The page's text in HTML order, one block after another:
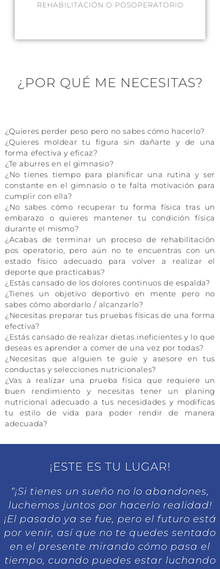
REHABILITACIÓN O POSOPERATORIO
¿POR QUÉ ME NECESITAS?
¿Quieres perder peso pero no sabes cómo hacerlo?
¿Quieres moldear tu figura sin dañarte y de una
forma efectiva y eficaz?
¿Te aburres en el gimnasio?
¿No tienes tiempo para planificar una rutina y ser
constante en el gimnasio o te falta motivación para
cumplir con ella?
¿No sabes cómo recuperar tu forma física tras un
embarazo o quieres mantener tu condición física
durante el mismo?
¿Acabas de terminar un proceso de rehabilitación
pos operatorio, pero aún no te encuentras con un
estado físico adecuado para volver a realizar el
deporte que practicabas?
¿Estás cansado de los dolores continuos de espalda?
¿Tienes un objetivo deportivo en mente pero no
sabes cómo abordarlo / alcanzarlo?
¿Necesitas preparar tus pruebas físicas de una forma
efectiva?
¿Estás cansado de realizar dietas ineficientes y lo que
deseas es aprender a comer de una vez por todas?
¿Necesitas que alguien te guíe y asesore en tus
conductas y selecciones nutricionales?
¿Vas a realizar una prueba física que requiere un
buen rendimiento y necesitas tener un planing
nutricional adecuado a tus necesidades y modificas
tu estilo de vida para poder rendir de manera
adecuada?
¡ESTE ES TU LUGAR!
“¡Si tienes un sueño no lo abandones,
luchemos juntos por hacerlo realidad!
¡El pasado ya se fue, pero el futuro está
por venir, así que no te quedes sentado
en el presente mirando cómo pasa el
tiempo, cuando puedes estar luchando